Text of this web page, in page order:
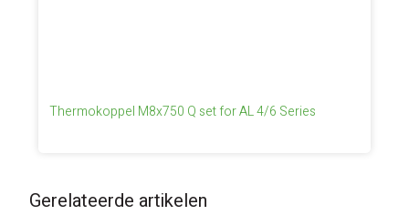
Thermokoppel M8x750 Q set for AL 4/6 Series
Gerelateerde artikelen